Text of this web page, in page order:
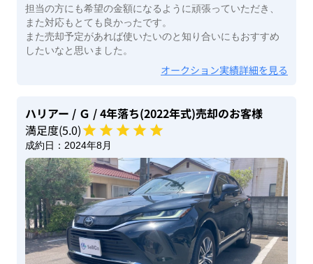
担当の方にも希望の金額になるように頑張っていただき、
また対応もとても良かったです。
また売却予定があれば使いたいのと知り合いにもおすすめ
したいなと思いました。
オークション実績詳細を見る
ハリアー / Ｇ / 4年落ち(2022年式)売却のお客様
満足度(5.0)
成約日： 2024年8月